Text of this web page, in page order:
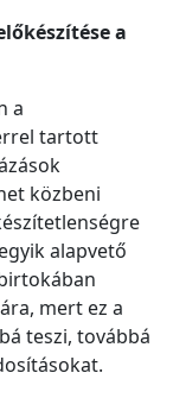
a
a
tartott
közbeni
alapvető
mert ez a
teszi, továbbá